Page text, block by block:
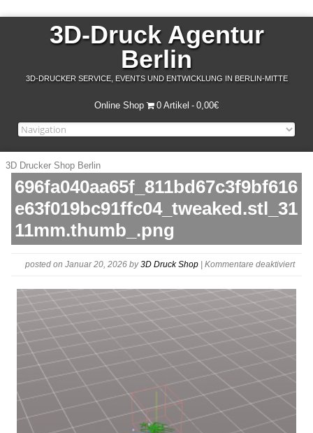
3D-Druck Agentur
Berlin
3D-DRUCKER SERVICE, EVENTS UND ENTWICKLUNG IN BERLIN-MITTE
Online Shop 0 Artikel 0,00€
3D Drucker Shop Berlin
696fa040aa65f_811bd67c3f9bf616
e63f019bc91ffc04_tweaked.stl_31
11mm.thumb_.png
posted on Januar 20, 2026 by3D Druck Shop Kommentare deaktiviertfür